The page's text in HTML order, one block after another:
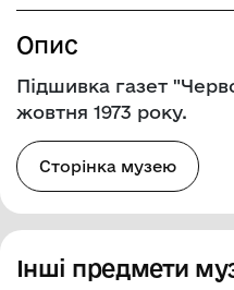
Опис
Підшивка газет
жовтня 1973 року.
Сторінка музею
Інші предмети